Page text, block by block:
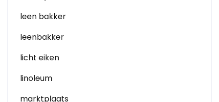
leen bakker
leenbakker
licht eiken
linoleum
marktplaats